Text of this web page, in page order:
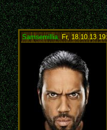
Samsemillia, Fr, 18.10.13